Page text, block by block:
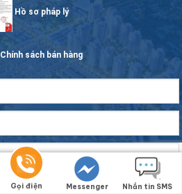
Hồ sơ pháp lý
Chính sách bán hàng
Gọi điện Messenger Nhắn tin SMS